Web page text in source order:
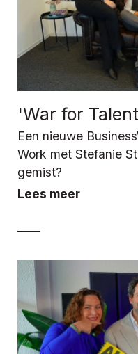
'War for
Een nieuwe
Work met Stefanie
gemist?
Lees meer